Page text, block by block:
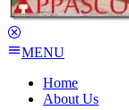
MENU
Home
About Us